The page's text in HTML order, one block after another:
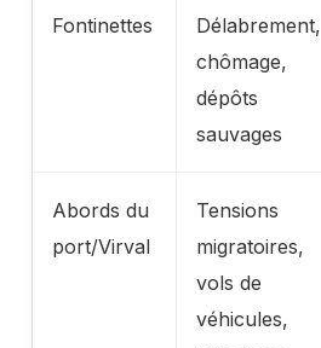
Fontinettes
Délabrement,
chômage,
dépôts
sauvages
Abords du
port/Virval
Tensions
migratoires,
vols de
véhicules,